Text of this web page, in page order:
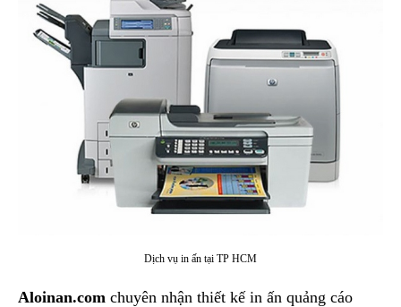
Dịch vụ in ấn tại TP HCM
Aloinan.com chuyên nhận thiết kế in ấn quảng cáo